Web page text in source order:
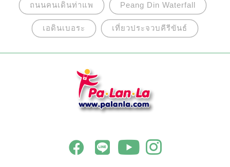
ถนนคนเดินท่าแพ Peang Din Waterfall
เอดินเบอระ เที่ยวประจวบคีรีขันธ์